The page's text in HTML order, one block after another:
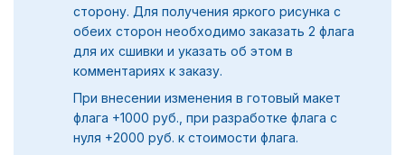
сторону. Для получения яркого рисунка с
обеих сторон необходимо заказать 2 флага
для их сшивки и указать об этом в
комментариях к заказу.
При внесении изменения в готовый макет
флага +1000 руб., при разработке флага с
нуля +2000 руб. к стоимости флага.